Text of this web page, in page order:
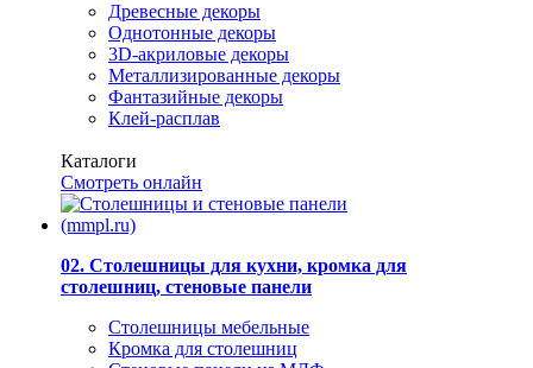
Древесные декоры
Однотонные декоры
3D-акриловые декоры
Металлизированные декоры
Фантазийные декоры
Клей-расплав
Каталоги
Смотреть онлайн
02. Столешницы для кухни, кромка для
столешниц, стеновые панели
Столешницы мебельные
Кромка для столешниц